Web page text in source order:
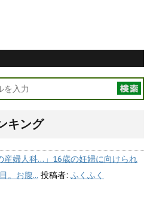
キング
産婦人科…」16歳の妊婦に向けられ
。お腹... 投稿者: ふくふく